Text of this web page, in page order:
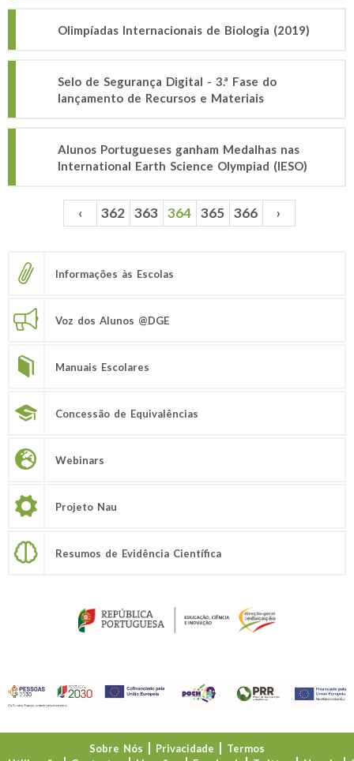
Olimpíadas Internacionais de Biologia (2019)
Selo de Segurança Digital - 3.ª Fase do
lançamento de Recursos e Materiais
Alunos Portugueses ganham Medalhas nas
International Earth Science Olympiad (IESO)
Páginas ‹ 362 363 364 365 366 ›
Informações às Escolas
Voz dos Alunos @DGE
Manuais Escolares
Concessão de Equivalências
Webinars
Projeto Nau
Resumos de Evidência Científica
Sobre Nós Privacidade
Termos